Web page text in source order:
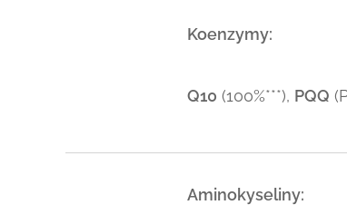
Koenzymy:
Q10 (100%***), PQQ
Aminokyseliny: